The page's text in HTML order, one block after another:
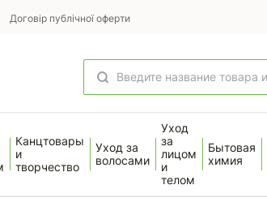
Договір публічної оферти
Канцтовары
и
творчество
Уход за
волосами
Уход
за
лицом
и
телом
Бытовая
химия